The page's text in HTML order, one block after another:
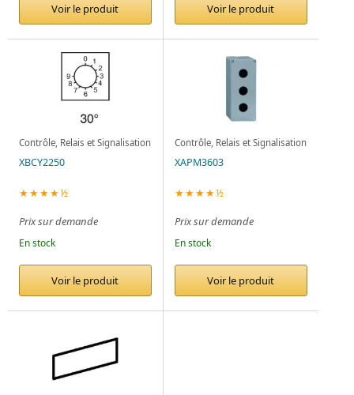
Voir le produit Voir le produit
Contrôle, Relais et Signalisation
XBCY2250
★★★★½
Prix sur demande
En stock
Voir le produit
Contrôle, Relais et Signalisation
XAPM3603
★★★★½
Prix sur demande
En stock
Voir le produit